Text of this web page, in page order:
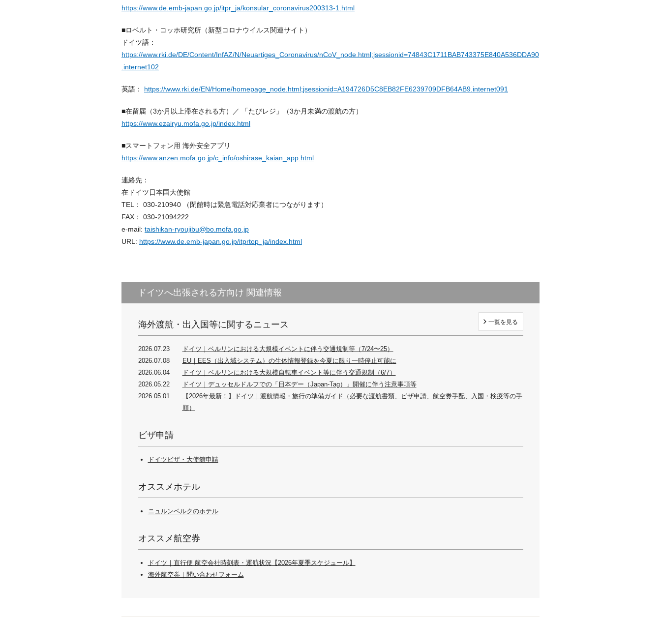
https://www.de.emb-japan.go.jp/itpr_ja/konsular_coronavirus200313-1.html
■ロベルト・コッホ研究所（新型コロナウイルス関連サイト）
ドイツ語：
https://www.rki.de/DE/Content/InfAZ/N/Neuartiges_Coronavirus/nCoV_node.html;jsessionid=74843C1711BAB743375E840A536DDA90
.internet102
英語： https://www.rki.de/EN/Home/homepage_node.html;jsessionid=A194726D5C8EB82FE6239709DFB64AB9.internet091
■在留届（3か月以上滞在される方）／ 「たびレジ」（3か月未満の渡航の方）
https://www.ezairyu.mofa.go.jp/index.html
■スマートフォン用 海外安全アプリ
https://www.anzen.mofa.go.jp/c_info/oshirase_kaian_app.html
連絡先：
在ドイツ日本国大使館
TEL： 030-210940 （閉館時は緊急電話対応業者につながります）
FAX： 030-21094222
e-mail: taishikan-ryoujibu@bo.mofa.go.jp
URL: https://www.de.emb-japan.go.jp/itprtop_ja/index.html
ドイツへ出張される方向け 関連情報
海外渡航・出入国等に関するニュース 一覧を見る
2026.07.23
ドイツ｜ベルリンにおける大規模イベントに伴う交通規制等（7/24〜25）
2026.07.08
EU｜EES（出入域システム）の生体情報登録を今夏に限り一時停止可能に
2026.06.04
ドイツ｜ベルリンにおける大規模自転車イベント等に伴う交通規制（6/7）
2026.05.22
ドイツ｜デュッセルドルフでの「日本デー（Japan-Tag）」開催に伴う注意事項等
2026.05.01
【2026年最新！】ドイツ｜渡航情報・旅行の準備ガイド（必要な渡航書類、ビザ申請、航空券手配、入国・検疫等の手
順）
ビザ申請
ドイツビザ・大使館申請
オススメホテル
ニュルンベルクのホテル
オススメ航空券
ドイツ｜直行便 航空会社時刻表・運航状況【2026年夏季スケジュール】
海外航空券｜問い合わせフォーム